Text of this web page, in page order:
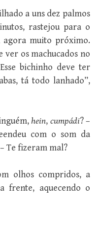
a uns dez palmos
rastejou para o
agora muito próximo.
ver os machucados no
bichinho deve ter
tá todo lanhado”,
hein, cumpádi? –
com o som da
Te fizeram mal?
olhos compridos, a
frente, aquecendo o